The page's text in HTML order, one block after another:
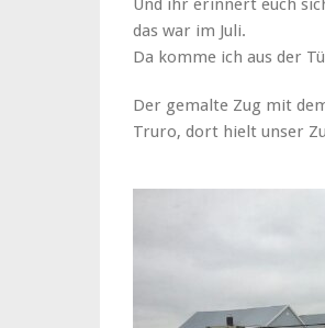
Und ihr erinnert euch
das war im Juli.
Da komme ich aus der
Der gemalte Zug mit
Truro, dort hielt unser